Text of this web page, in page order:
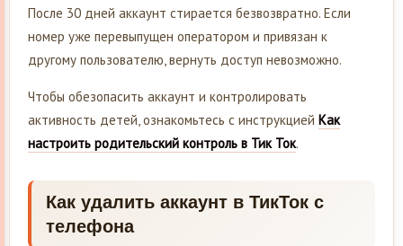
После 30 дней аккаунт стирается безвозвратно. Если
номер уже перевыпущен оператором и привязан к
другому пользователю, вернуть доступ невозможно.
Чтобы обезопасить аккаунт и контролировать
активность детей, ознакомьтесь с инструкцией Как
настроить родительский контроль в Тик Ток.
Как удалить аккаунт в ТикТок с
телефона